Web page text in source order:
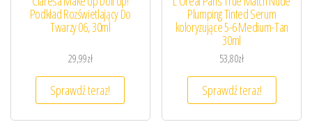
Podkład Rozświetlający Do
Twarzy 06, 30ml
29,99zł
Sprawdź teraz!
Plumping Tinted Serum
koloryzujące 5-6 Medium-Tan
30ml
53,80zł
Sprawdź teraz!